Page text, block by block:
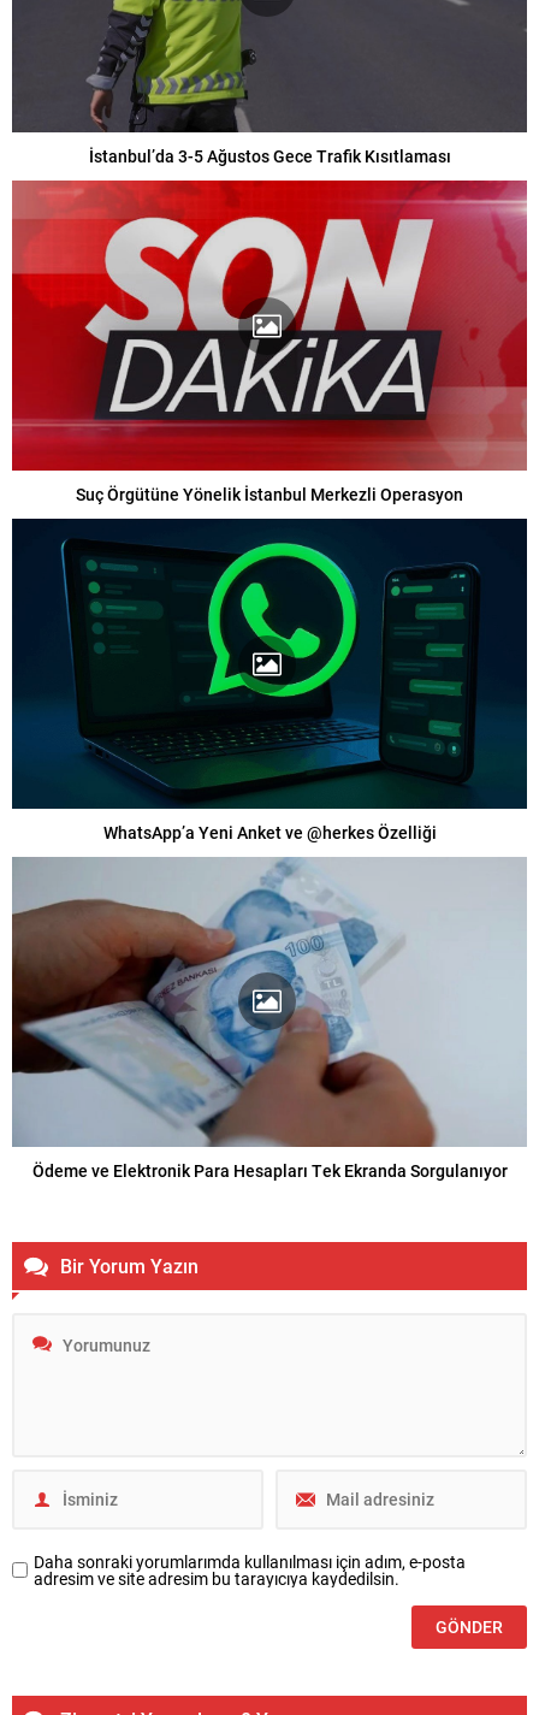
İstanbul’da 3-5 Ağustos Gece Trafik Kısıtlaması
Suç Örgütüne Yönelik İstanbul Merkezli Operasyon
WhatsApp’a Yeni Anket ve @herkes Özelliği
Ödeme ve Elektronik Para Hesapları Tek Ekranda Sorgulanıyor
Bir Yorum Yazın
Daha sonraki yorumlarımda kullanılması için adım, e-posta
adresim ve site adresim bu tarayıcıya kaydedilsin.